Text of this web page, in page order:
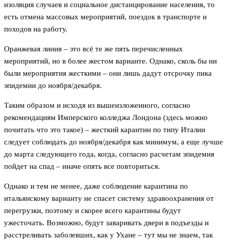
изоляция случаев и социальное дистанцирование населения, то
есть отмена массовых мероприятий, поездок в транспорте и
походов на работу.
Оранжевая линия – это всё те же пять перечисленных
мероприятий, но в более жестом варианте. Однако, сколь бы ни
были мероприятия жесткими – они лишь дадут отсрочку пика
эпидемии до ноября/декабря.
Таким образом и исходя из вышеизложенного, согласно
рекомендациям Имперского колледжа Лондона (здесь можно
почитать что это такое) – жесткий карантин по типу Италии
следует соблюдать до ноября/декабря как минимум, а еще лучше
до марта следующего года, когда, согласно расчетам эпидемия
пойдет на спад – иначе опять все повториться.
Однако и тем не менее, даже соблюдение карантина по
итальянскому варианту не спасет систему здравоохранения от
перегрузки, поэтому и скорее всего карантины будут
ужесточать. Возможно, будут заваривать двери в подъезды и
расстреливать заболевших, как у Ухане – тут мы не знаем, так